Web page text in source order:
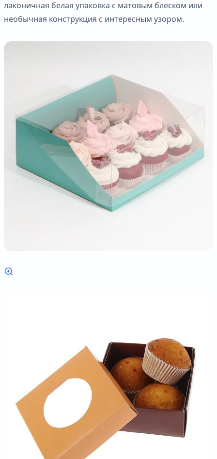
лаконичная белая упаковка с матовым блеском или
необычная конструкция с интересным узором.